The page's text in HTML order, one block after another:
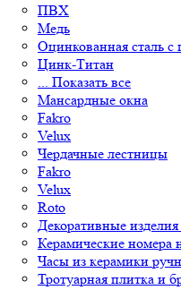
ПВХ
Медь
Оцинкованная сталь
Цинк-Титан
... Показать все
Мансардные окна
Fakro
Velux
Чердачные лестницы
Fakro
Velux
Roto
Декоративные
Керамические номера
Часы из керамики
Тротуарная плитка и